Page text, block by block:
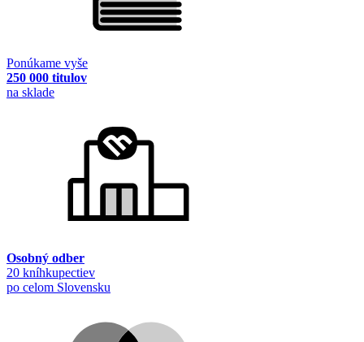
Ponúkame vyše
250 000 titulov
na sklade
Osobný odber
20 kníhkupectiev
po celom Slovensku